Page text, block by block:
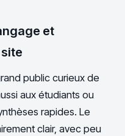
et
public curieux de
aux étudiants ou
rapides. Le
clair, avec peu